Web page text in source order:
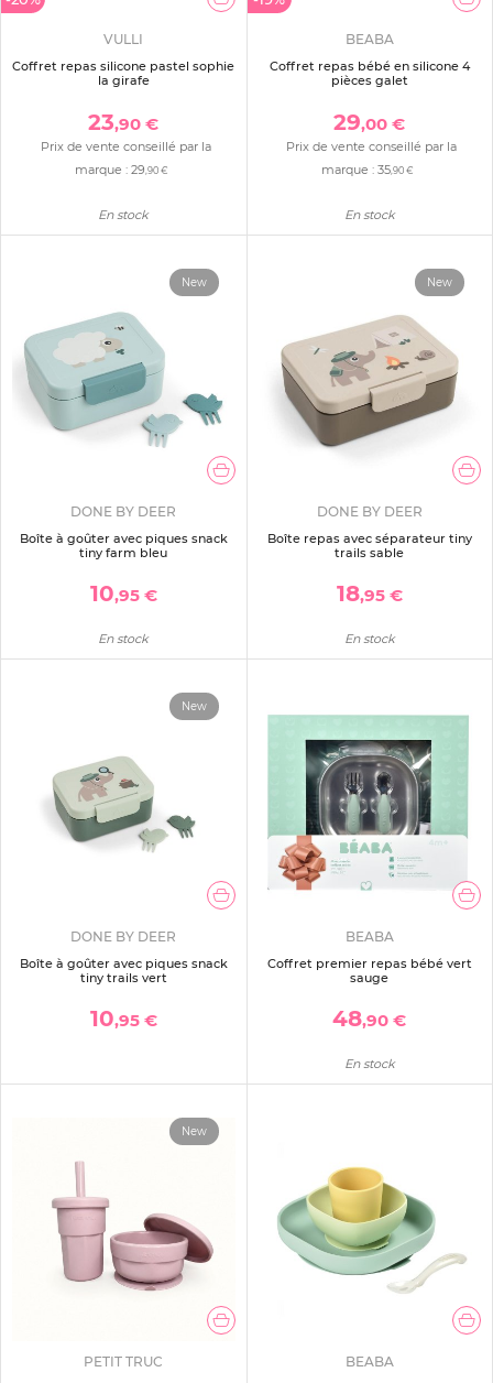
VULLI
Coffret repas silicone pastel sophie
la girafe
23,90 €
Prix de vente conseillé par la
marque : 29 ,90 €
En stock
BEABA
Coffret repas bébé en silicone 4
pièces galet
29,00 €
Prix de vente conseillé par la
marque : 35,90 €
En stock
New
DONE BY DEER
Boîte à goûter avec piques snack
tiny farm bleu
10,95 €
En stock
New
DONE BY DEER
Boîte repas avec séparateur tiny
trails sable
18,95 €
En stock
New
DONE BY DEER
Boîte à goûter avec piques snack
tiny trails vert
10,95 €
BEABA
Coffret premier repas bébé vert
sauge
48,90 €
En stock
New
PETIT TRUC BEABA